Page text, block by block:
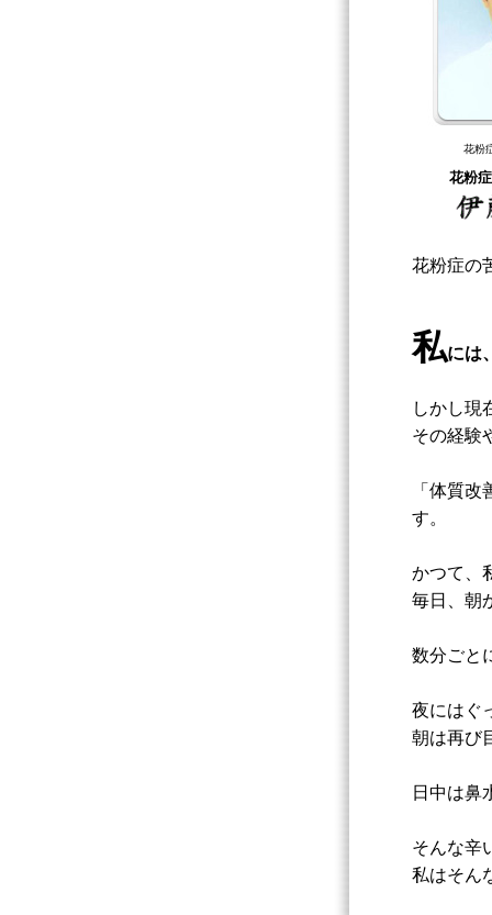
花粉
花粉
花粉症の
私には
しかし現
その経験
「体質
す。
かつて、
毎日、朝
数分ごと
夜にはぐ
朝は再び
日中は鼻
そんな辛
私はそん